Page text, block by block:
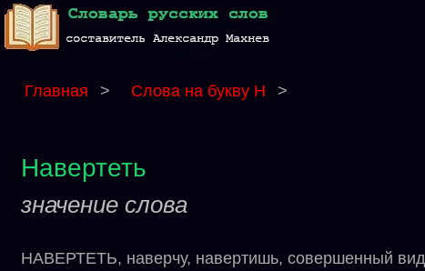
Главная > Слова на букву Н >
Навертеть
значение слова
НАВЕРТЕТЬ, наверчу, навертишь, совершенный вид